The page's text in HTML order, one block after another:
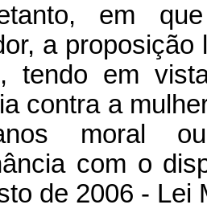
em
a
tendo em
contra a
moral
com o
de 2006 - Lei